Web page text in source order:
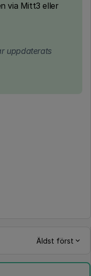
via Mitt3 eller
uppdaterats
Äldst först